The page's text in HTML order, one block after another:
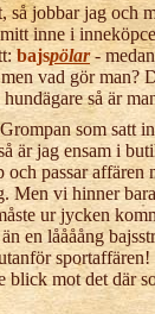
så jobbar jag och
inne i
bajspölar-
vad gör man?
så är
som satt
är jag ensam i
passar
Men vi hinner
ur jycken
en låååång
blick mot det där